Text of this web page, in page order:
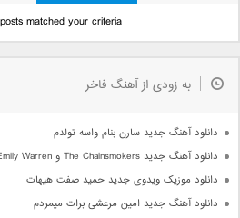
matched your criteria.
به زودی از آهنگ فاخر
دانلود آهنگ جدید سارن بنام واسه تولدم
دانلود آهنگ جدید The Chainsmokers و Emily Warren بنام Side Effects
دانلود موزیک ویدوی جدید حمید صفت هیهات
دانلود آهنگ جدید امین مرعشی برات میمردم